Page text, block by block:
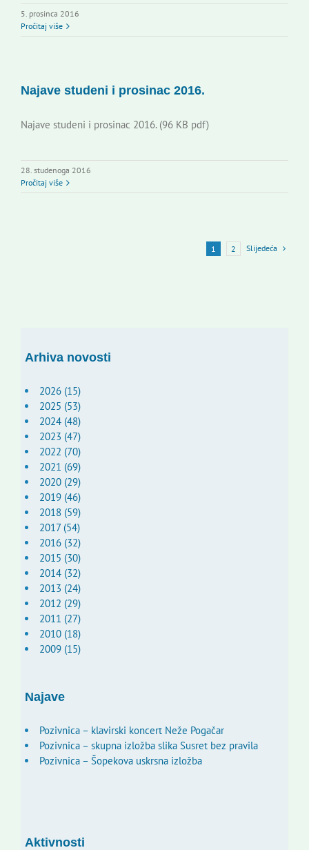
5. prosinca 2016
Pročitaj više
Najave studeni i prosinac 2016.
Najave studeni i prosinac 2016. (96 KB pdf)
28. studenoga 2016
Pročitaj više
1 2 Slijedeća
Arhiva novosti
2026 (15)
2025 (53)
2024 (48)
2023 (47)
2022 (70)
2021 (69)
2020 (29)
2019 (46)
2018 (59)
2017 (54)
2016 (32)
2015 (30)
2014 (32)
2013 (24)
2012 (29)
2011 (27)
2010 (18)
2009 (15)
Najave
Pozivnica – klavirski koncert Neže Pogačar
Pozivnica – skupna izložba slika Susret bez pravila
Pozivnica – Šopekova uskrsna izložba
Aktivnosti